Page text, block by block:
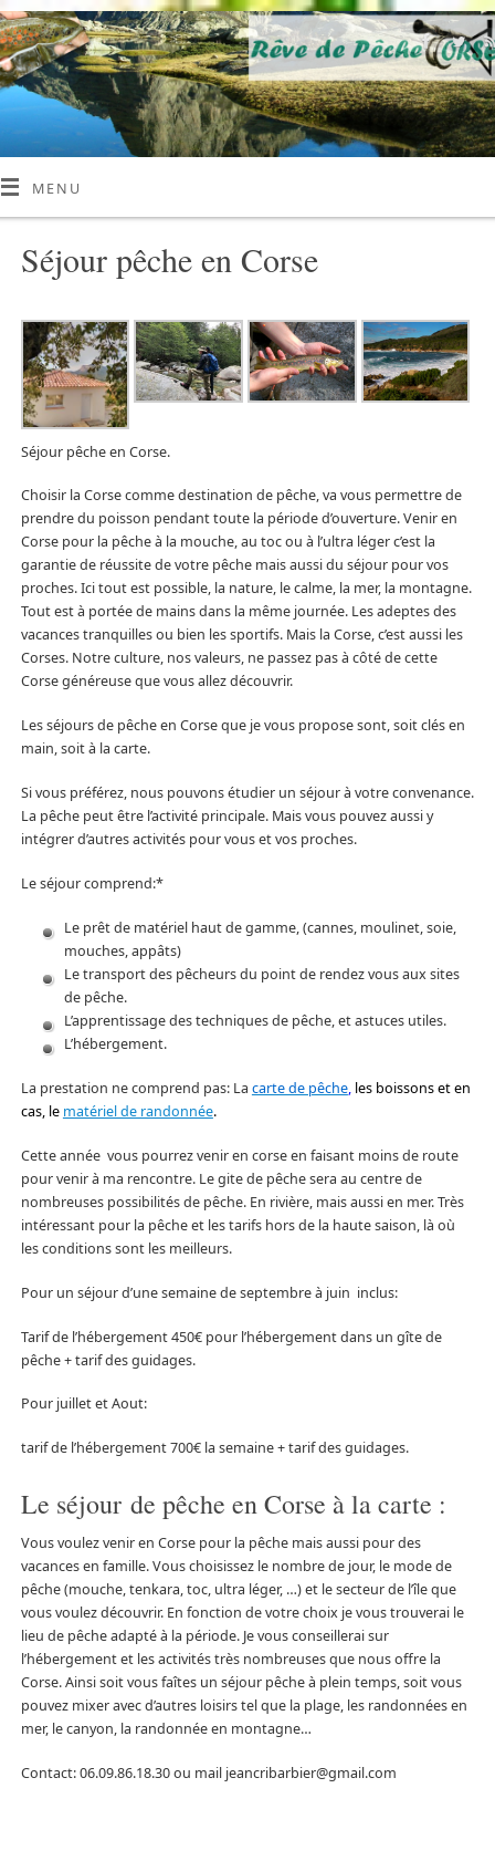
MENU
Séjour pêche en Corse
Séjour pêche en Corse.
Choisir la Corse comme destination de pêche, va vous permettre de
prendre du poisson pendant toute la période d’ouverture. Venir en
Corse pour la pêche à la mouche, au toc ou à l’ultra léger c’est la
garantie de réussite de votre pêche mais aussi du séjour pour vos
proches. Ici tout est possible, la nature, le calme, la mer, la montagne.
Tout est à portée de mains dans la même journée. Les adeptes des
vacances tranquilles ou bien les sportifs. Mais la Corse, c’est aussi les
Corses. Notre culture, nos valeurs, ne passez pas à côté de cette
Corse généreuse que vous allez découvrir.
Les séjours de pêche en Corse que je vous propose sont, soit clés en
main, soit à la carte.
Si vous préférez, nous pouvons étudier un séjour à votre convenance.
La pêche peut être l’activité principale. Mais vous pouvez aussi y
intégrer d’autres activités pour vous et vos proches.
Le séjour comprend:*
Le prêt de matériel haut de gamme, (cannes, moulinet, soie,
mouches, appâts)
Le transport des pêcheurs du point de rendez vous aux sites
de pêche.
L’apprentissage des techniques de pêche, et astuces utiles.
L’hébergement.
La prestation ne comprend pas: La carte de pêche, les boissons et en
cas, le matériel de randonnée.
Cette année vous pourrez venir en corse en faisant moins de route
pour venir à ma rencontre. Le gite de pêche sera au centre de
nombreuses possibilités de pêche. En rivière, mais aussi en mer. Très
intéressant pour la pêche et les tarifs hors de la haute saison, là où
les conditions sont les meilleurs.
Pour un séjour d’une semaine de septembre à juin inclus:
Tarif de l’hébergement 450€ pour l’hébergement dans un gîte de
pêche + tarif des guidages.
Pour juillet et Aout:
tarif de l’hébergement 700€ la semaine + tarif des guidages.
Le séjour de pêche en Corse à la carte :
Vous voulez venir en Corse pour la pêche mais aussi pour des
vacances en famille. Vous choisissez le nombre de jour, le mode de
pêche (mouche, tenkara, toc, ultra léger, …) et le secteur de l’île que
vous voulez découvrir. En fonction de votre choix je vous trouverai le
lieu de pêche adapté à la période. Je vous conseillerai sur
l’hébergement et les activités très nombreuses que nous offre la
Corse. Ainsi soit vous faîtes un séjour pêche à plein temps, soit vous
pouvez mixer avec d’autres loisirs tel que la plage, les randonnées en
mer, le canyon, la randonnée en montagne…
Contact: 06.09.86.18.30 ou mail jeancribarbier@gmail.com